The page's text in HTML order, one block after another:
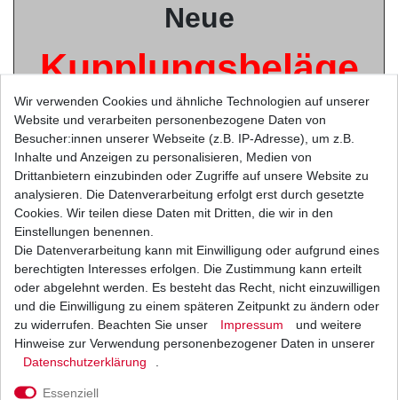
Neue
Kupplungsbeläge
vonnamhaften Herstellern
u.a.EBC, TRW-
Lucas, NHC, Vesrah
in gewohnthoher
Qualtität
Wir verwenden Cookies und ähnliche Technologien auf unserer
Website und verarbeiten personenbezogene Daten von
Besucher:innen unserer Webseite (z.B. IP-Adresse), um z.B.
Inhalte und Anzeigen zu personalisieren, Medien von
Drittanbietern einzubinden oder Zugriffe auf unsere Website zu
analysieren. Die Datenverarbeitung erfolgt erst durch gesetzte
Cookies. Wir teilen diese Daten mit Dritten, die wir in den
Einstellungen benennen.
Die Datenverarbeitung kann mit Einwilligung oder aufgrund eines
berechtigten Interesses erfolgen. Die Zustimmung kann erteilt
oder abgelehnt werden. Es besteht das Recht, nicht einzuwilligen
und die Einwilligung zu einem späteren Zeitpunkt zu ändern oder
zu widerrufen. Beachten Sie unser
Impressum
und weitere
Hinweise zur Verwendung personenbezogener Daten in unserer
Daten­schutz­erklärung
Essenziell